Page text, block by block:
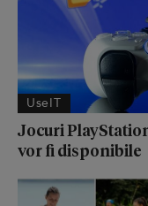
UseIT
Jocuri
vor fi disponibile